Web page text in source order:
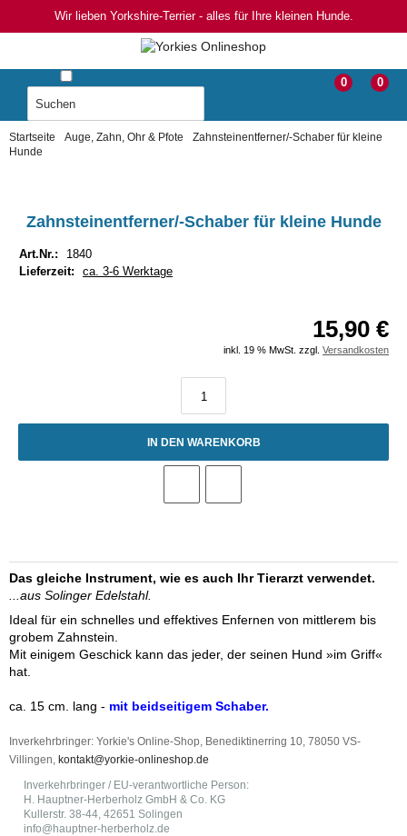
Wir lieben Yorkshire-Terrier - alles für Ihre kleinen Hunde.
0
0
Startseite Auge, Zahn, Ohr & Pfote
Zahnsteinentferner/-Schaber für kleine
Hunde
Zahnsteinentferner/-Schaber für kleine Hunde
Art.Nr.:
1840
Lieferzeit:
ca. 3-6 Werktage
15,90 €
inkl. 19 % MwSt. zzgl. Versandkosten
IN DEN WARENKORB
Das gleiche Instrument, wie es auch Ihr Tierarzt verwendet.
...aus Solinger Edelstahl.
Ideal für ein schnelles und effektives Enfernen von mittlerem bis
grobem Zahnstein.
Mit einigem Geschick kann das jeder, der seinen Hund »im Griff«
hat.
ca. 15 cm. lang - mit beidseitigem Schaber.
Inverkehrbringer: Yorkie's Online-Shop, Benediktinerring 10, 78050 VS-
Villingen, kontakt@yorkie-onlineshop.de
Inverkehrbringer / EU-verantwortliche Person:
H. Hauptner-Herberholz GmbH & Co. KG
Kullerstr. 38-44, 42651 Solingen
info@hauptner-herberholz.de